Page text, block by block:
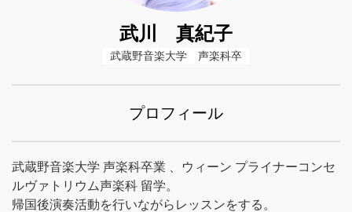
武川 真紀子
武蔵野音楽大学　声楽科卒
プロフィール
武蔵野音楽大学 声楽科卒業 、ウィーン プライナーコンセ
ルヴァトリウム声楽科 留学。
帰国後演奏活動を行いながらレッスンをする。